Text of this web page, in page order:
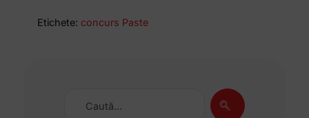
Etichete: concurs Paste